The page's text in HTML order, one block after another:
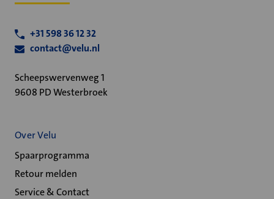
+31 598 36 12 32
contact@velu.nl
Scheepswervenweg 1
9608 PD Westerbroek
Over Velu
Spaarprogramma
Retour melden
Service & Contact